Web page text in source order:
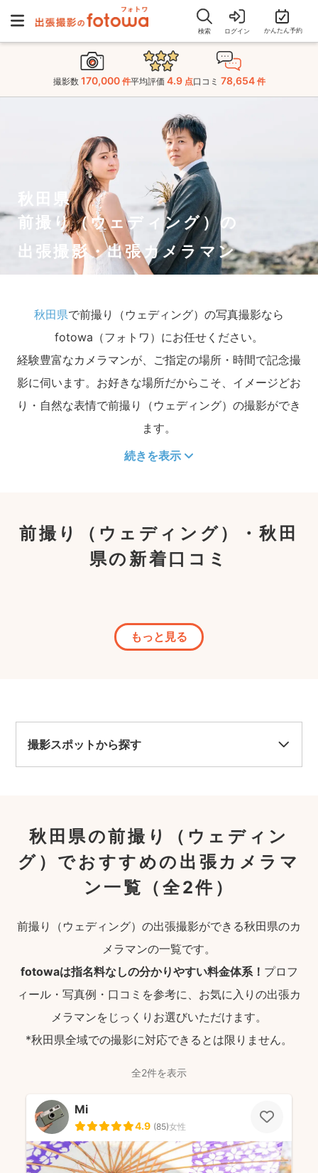
検索 ログイン かんたん予約
撮影数 170,000 件平均評価 4.9 点口コミ 78,654 件
秋田県
前撮り（ウェディング）の
出張撮影・出張カメラマン
秋田県で前撮り（ウェディング）の写真撮影なら
fotowa（フォトワ）にお任せください。
経験豊富なカメラマンが、ご指定の場所・時間で記念撮
影に伺います。お好きな場所だからこそ、イメージどお
り・自然な表情で前撮り（ウェディング）の撮影ができ
ます。
続きを表示
前撮り（ウェディング）・秋田
県の新着口コミ
もっと見る
撮影スポットから探す
秋田県の前撮り（ウェディン
グ）でおすすめの出張カメラマ
ン一覧
（全2件）
前撮り（ウェディング）の出張撮影ができる秋田県のカ
メラマンの一覧です。
fotowaは指名料なしの分かりやすい料金体系！ プロフ
ィール・写真例・口コミを参考に、お気に入りの出張カ
メラマンをじっくりお選びいただけます。
*秋田県全域での撮影に対応できるとは限りません。
全2件を表示
Mi
4.9 (85)女性